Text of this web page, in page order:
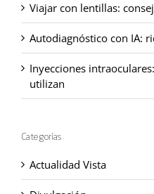
Viajar con lentillas:
Autodiagnóstico con IA:
Inyecciones
utilizan
Categorías
Actualidad Vista